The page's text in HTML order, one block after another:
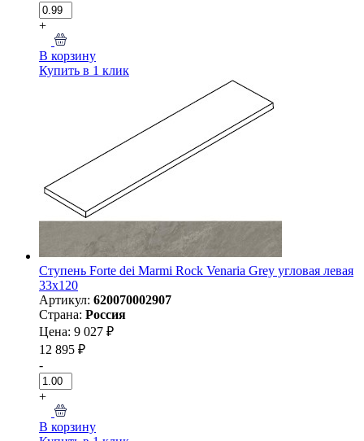
+
В корзину
Купить в 1 клик
Ступень Forte dei Marmi Rock Venaria Grey угловая левая
33x120
Артикул: 620070002907
Страна: Россия
Цена: 9 027 ₽
12 895 ₽
-
+
В корзину